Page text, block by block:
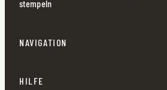
stempeln
NAVIGATION
HILFE